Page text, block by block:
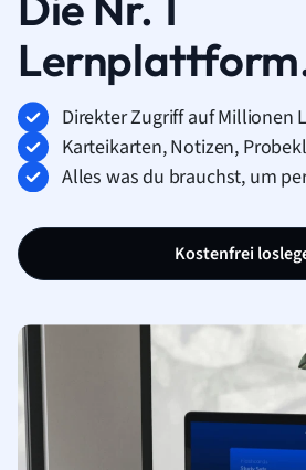
Direkter Zugriff auf Millionen
Karteikarten, Notizen,
Alles was du brauchst, um
Kostenfrei